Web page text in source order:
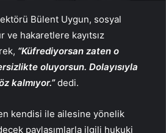
Bülent Uygun, sosyal
ve hakaretlere kayıtsız
“Küfrediyorsan zaten o
oluyorsun. Dolayısıyla
kalmıyor.”dedi.
kendisi ile ailesine yönelik
paylaşımlarla ilgili hukuki